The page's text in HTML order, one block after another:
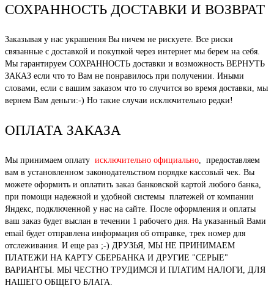
СОХРАННОСТЬ ДОСТАВКИ И ВОЗВРАТ
Заказывая у нас украшения Вы ничем не рискуете. Все риски
связанные с доставкой и покупкой через интернет мы берем на себя.
Мы гарантируем СОХРАННОСТЬ доставки и возможность ВЕРНУТЬ
ЗАКАЗ если что то Вам не понравилось при получении. Иными
словами, если с вашим заказом что то случится во время доставки, мы
вернем Вам деньги:-) Но такие случаи исключительно редки!
ОПЛАТА ЗАКАЗА
Мы принимаем оплату исключительно официально, предоставляем
вам в установленном законодательством порядке кассовый чек. Вы
можете оформить и оплатить заказ банковской картой любого банка,
при помощи надежной и удобной системы платежей от компании
Яндекс, подключенной у нас на сайте. После оформления и оплаты
ваш заказ будет выслан в течении 1 рабочего дня. На указанный Вами
email будет отправлена информация об отправке, трек номер для
отслеживания. И еще раз ;-) ДРУЗЬЯ, МЫ НЕ ПРИНИМАЕМ
ПЛАТЕЖИ НА КАРТУ СБЕРБАНКА И ДРУГИЕ "СЕРЫЕ"
ВАРИАНТЫ. МЫ ЧЕСТНО ТРУДИМСЯ И ПЛАТИМ НАЛОГИ, ДЛЯ
НАШЕГО ОБЩЕГО БЛАГА.